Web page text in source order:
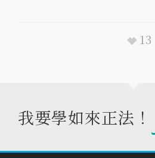
13
我要學如來正法！